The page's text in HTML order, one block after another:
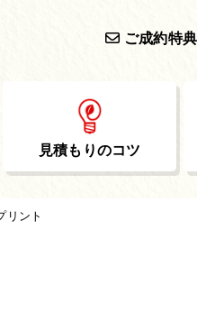
ご成約特典
見積もりのコツ
リント